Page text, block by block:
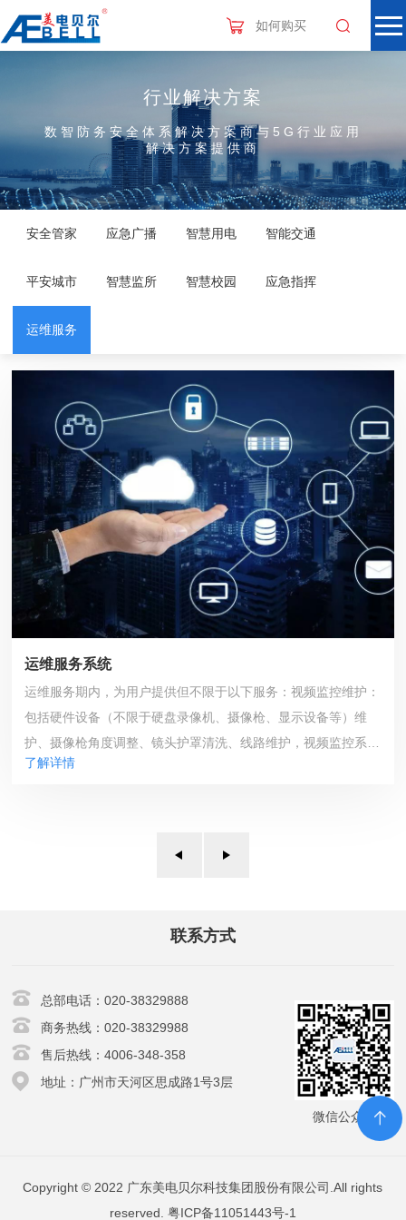
如何购买
行业解决方案
数智防务安全体系解决方案商与5G行业应用
解决方案提供商
安全管家 应急广播 智慧用电 智能交通
平安城市 智慧监所 智慧校园 应急指挥
运维服务
运维服务系统
运维服务期内，为用户提供但不限于以下服务：视频监控维护：
包括硬件设备（不限于硬盘录像机、摄像枪、显示设备等）维
护、摄像枪角度调整、镜头护罩清洗、线路维护，视频监控系统
软件升级和联调。
了解详情
联系方式
总部电话：020-38329888
商务热线：020-38329988
售后热线：4006-348-358
地址：广州市天河区思成路1号3层
微信公众号
Copyright © 2022 广东美电贝尔科技集团股份有限公司.All rights
reserved. 粤ICP备11051443号-1